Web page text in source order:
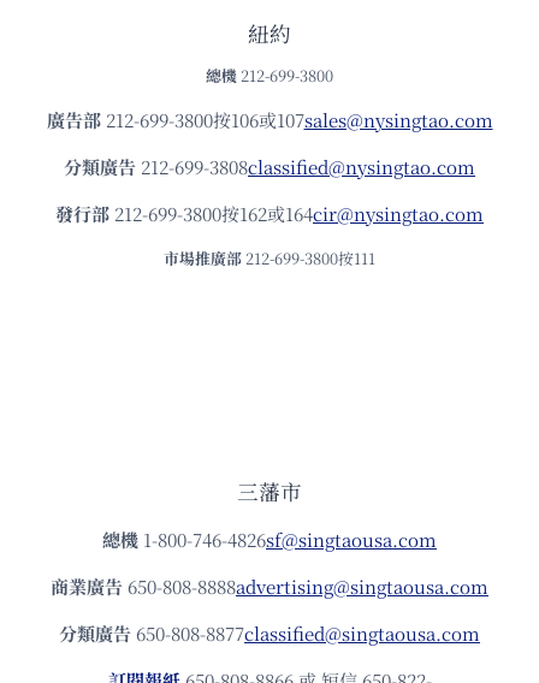
紐約
總機212-699-3800
廣告部212-699-3800按106或107sales@nysingtao.com
分類廣告 212-699-3808classified@nysingtao.com
發⾏部 212-699-3800按162或164cir@nysingtao.com
市場推廣部212-699-3800按111
三藩市
總機 1-800-746-4826sf@singtaousa.com
商業廣告 650-808-8888advertising@singtaousa.com
分類廣告 650-808-8877classified@singtaousa.com